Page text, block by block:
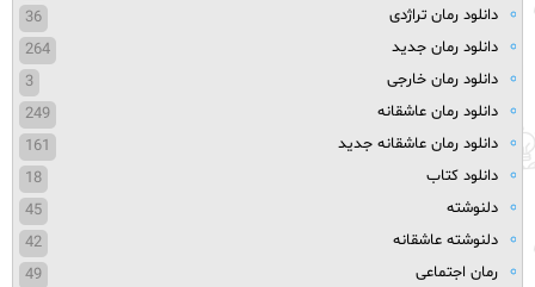
دانلود رمان تراژدی
36
دانلود رمان جدید
264
دانلود رمان خارجی
3
دانلود رمان عاشقانه
249
دانلود رمان عاشقانه جدید
161
دانلود کتاب
18
دلنوشته
45
دلنوشته عاشقانه
42
رمان اجتماعی
49